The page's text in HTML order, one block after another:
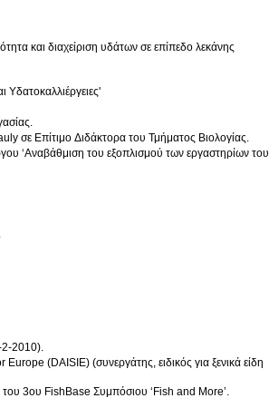
και διαχείριση υδάτων σε επίπεδο λεκάνης
σε Επίτιμο Διδάκτορα του Τμήματος Βιολογίας.
‘Αναβάθμιση του εξοπλισμού των εργαστηρίων του
4-2-2010).
(DAISIE) (συνεργάτης, ειδικός για ξενικά είδη
του 3ου FishBase Συμπόσιου ‘Fish and More’.